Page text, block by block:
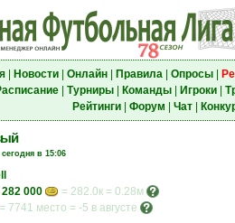
| Новости| Онлайн| Правила| Опросы|
| Турниры| Команды| Игроки|
Рейтинги| Форум Чат|
сегодня в 15:06
282 000
= 282.0к = 0.28м
= 7741 место = -5 в августе